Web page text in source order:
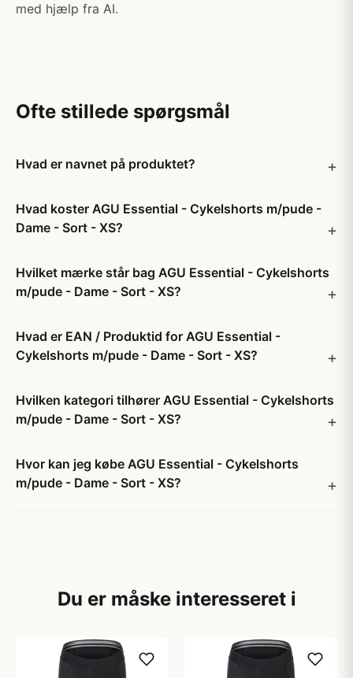
med hjælp fra AI.
Ofte stillede spørgsmål
Hvad er navnet på produktet?
Hvad koster AGU Essential - Cykelshorts m/pude -
Dame - Sort - XS?
Hvilket mærke står bag AGU Essential - Cykelshorts
m/pude - Dame - Sort - XS?
Hvad er EAN / Produktid for AGU Essential -
Cykelshorts m/pude - Dame - Sort - XS?
Hvilken kategori tilhører AGU Essential - Cykelshorts
m/pude - Dame - Sort - XS?
Hvor kan jeg købe AGU Essential - Cykelshorts
m/pude - Dame - Sort - XS?
Du er måske interesseret i